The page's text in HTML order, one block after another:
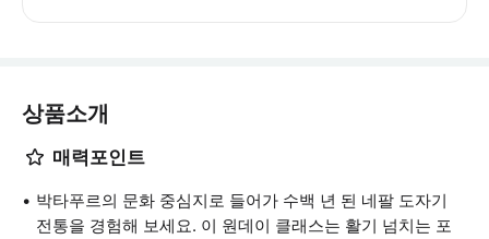
상품소개
매력포인트
박타푸르의 문화 중심지로 들어가 수백 년 된 네팔 도자기
전통을 경험해 보세요. 이 원데이 클래스는 활기 넘치는 포